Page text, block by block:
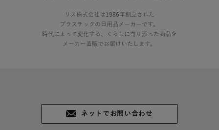
リス株式会社は1986年創立された
プラスチックの日用品メーカーです。
時代によって変化する、くらしに寄り添った商品を
メーカー直販でお届けいたします。
ネットでお問い合わせ